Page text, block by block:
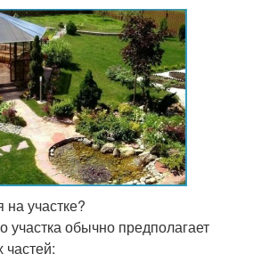
участке?
участка обычно предполагает